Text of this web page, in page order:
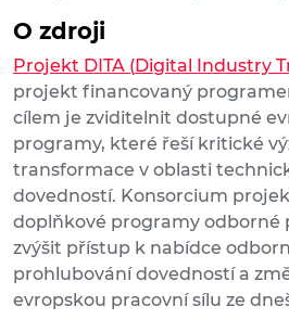
O zdroji
Projekt DITA (Digital Industry
projekt financovaný
cílem je zviditelnit dostupné
programy, které řeší kritické
transformace v oblasti
dovedností. Konsorcium
doplňkové programy odborné
zvýšit přístup k nabídce
prohlubování dovedností a
evropskou pracovní sílu ze